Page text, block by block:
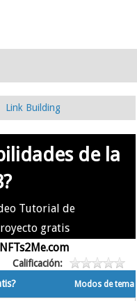
Link Building
de la
Tutorial de
gratis
NFTs2Me.com
Calificación:
Modos de tema